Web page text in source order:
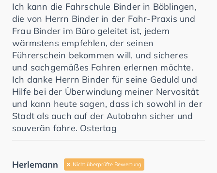
Ich kann die Fahrschule Binder in Böblingen,
die von Herrn Binder in der Fahr-Praxis und
Frau Binder im Büro geleitet ist, jedem
wärmstens empfehlen, der seinen
Führerschein bekommen will, und sicheres
und sachgemäßes Fahren erlernen möchte.
Ich danke Herrn Binder für seine Geduld und
Hilfe bei der Überwindung meiner Nervosität
und kann heute sagen, dass ich sowohl in der
Stadt als auch auf der Autobahn sicher und
souverän fahre. Ostertag
Herlemann Nicht überprüfte Bewertung